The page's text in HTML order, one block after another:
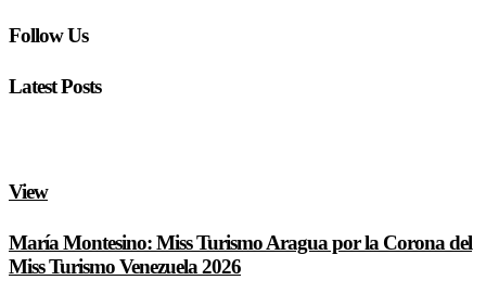
Follow Us
Latest Posts
View
María Montesino: Miss Turismo Aragua por la Corona del
Miss Turismo Venezuela 2026